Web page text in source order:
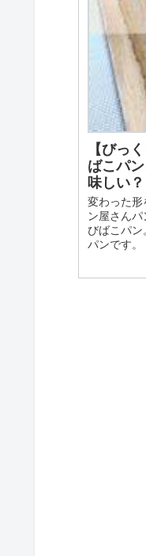
【びっ
ばこパ
味しい
変わった
ン屋さん
びばこパ
パンです。